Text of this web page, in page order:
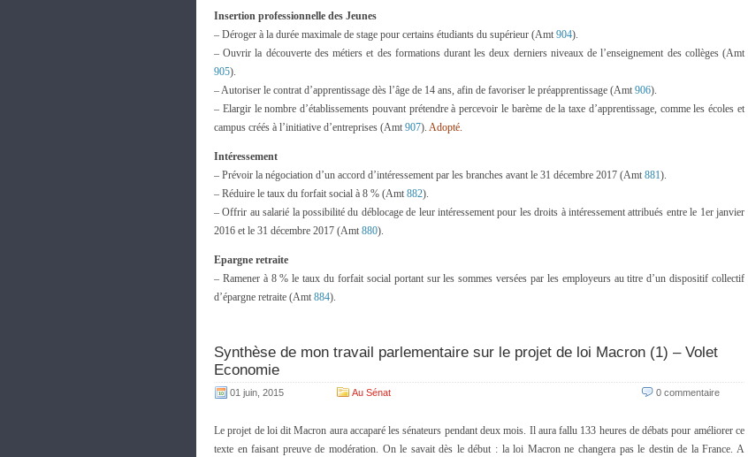
Insertion professionnelle des Jeunes
– Déroger à la durée maximale de stage pour certains étudiants du supérieur (Amt 904).
– Ouvrir la découverte des métiers et des formations durant les deux derniers niveaux de l’enseignement des collèges (Amt
905).
– Autoriser le contrat d’apprentissage dès l’âge de 14 ans, afin de favoriser le préapprentissage (Amt 906).
– Elargir le nombre d’établissements pouvant prétendre à percevoir le barème de la taxe d’apprentissage, comme les écoles et
campus créés à l’initiative d’entreprises (Amt 907). Adopté.
Intéressement
– Prévoir la négociation d’un accord d’intéressement par les branches avant le 31 décembre 2017 (Amt 881).
– Réduire le taux du forfait social à 8 % (Amt 882).
– Offrir au salarié la possibilité du déblocage de leur intéressement pour les droits à intéressement attribués entre le 1er janvier
2016 et le 31 décembre 2017 (Amt 880).
Epargne retraite
– Ramener à 8 % le taux du forfait social portant sur les sommes versées par les employeurs au titre d’un dispositif collectif
d’épargne retraite (Amt 884).
Synthèse de mon travail parlementaire sur le projet de loi Macron (1) – Volet
Economie
01 juin, 2015 Au Sénat 0 commentaire
Le projet de loi dit Macron aura accaparé les sénateurs pendant deux mois. Il aura fallu 133 heures de débats pour améliorer ce
texte en faisant preuve de modération. On le savait dès le début : la loi Macron ne changera pas le destin de la France. A